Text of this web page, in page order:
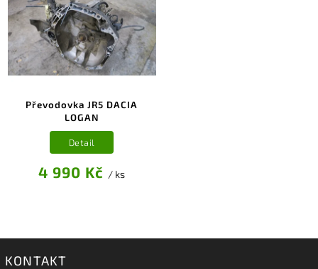
Převodovka JR5 DACIA
LOGAN
4 990 Kč / ks
Detail
KONTAKT